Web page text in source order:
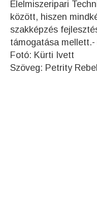
Élelmiszeripari
között, hiszen
szakképzés
támogatása mellett.-
Fotó: Kürti Ivett
Szöveg: Petrity